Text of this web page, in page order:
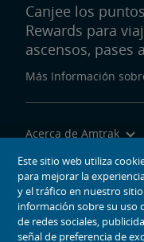
Canjee los
Rewards para
ascensos, pases
Más Información
Acerca de Amtrak
Viajar con Nosotros
Herramientas del Sitio
Este sitio web utiliza
para mejorar la
y el tráfico en nuestro
información sobre su uso
de redes sociales,
señal de preferencia de